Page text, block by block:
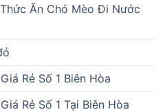
Ăn Chó Mèo Đi Nước
Rẻ Số 1 Biên Hòa
Rẻ Số 1 Tại Biên Hòa